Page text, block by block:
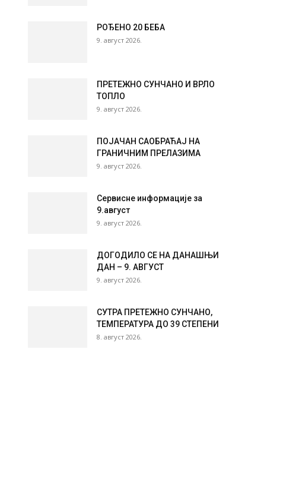
РОЂЕНО 20 БЕБА
9. август 2026.
ПРЕТЕЖНО СУНЧАНО И ВРЛО
ТОПЛО
9. август 2026.
ПОЈАЧАН САОБРАЋАЈ НА
ГРАНИЧНИМ ПРЕЛАЗИМА
9. август 2026.
Сервисне информације за
9.август
9. август 2026.
ДОГОДИЛО СЕ НА ДАНАШЊИ
ДАН – 9. АВГУСТ
9. август 2026.
СУТРА ПРЕТЕЖНО СУНЧАНО,
ТЕМПЕРАТУРА ДО 39 СТЕПЕНИ
8. август 2026.